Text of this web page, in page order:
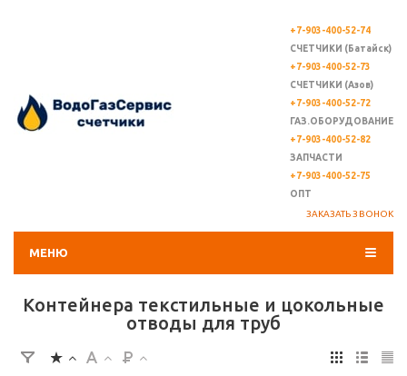
+7-903-400-52-74
СЧЕТЧИКИ (Батайск)
+7-903-400-52-73
СЧЕТЧИКИ (Азов)
+7-903-400-52-72
ГАЗ.ОБОРУДОВАНИЕ
+7-903-400-52-82
ЗАПЧАСТИ
+7-903-400-52-75
ОПТ
ЗАКАЗАТЬ ЗВОНОК
МЕНЮ
Контейнера текстильные и цокольные
отводы для труб